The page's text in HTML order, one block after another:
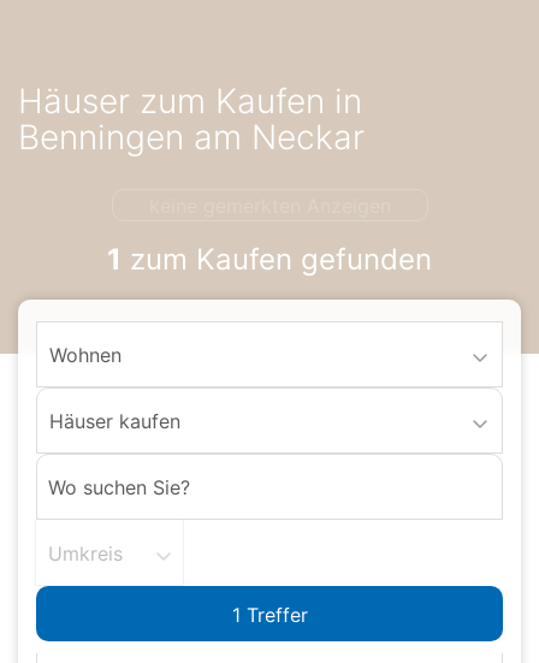
zur
Navigation
zum
Häuser zum Kaufen in
Benningen am Neckar
1 zum Kaufen gefunden
Wohnen
Häuser kaufen
Umkreis